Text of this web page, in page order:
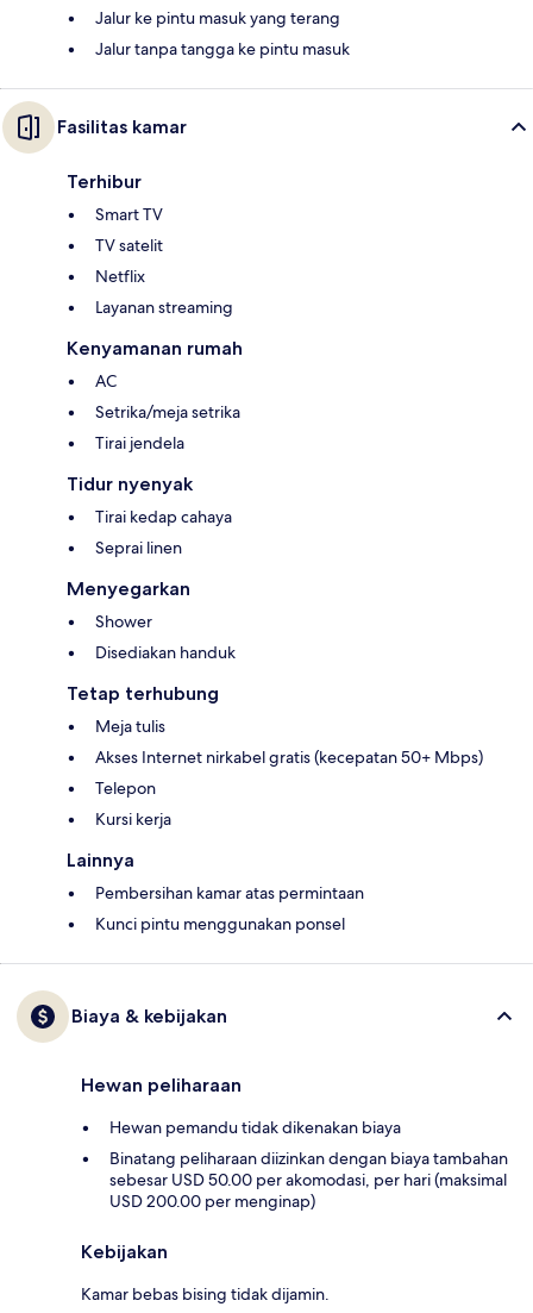
Jalur ke pintu masuk yang terang
Jalur tanpa tangga ke pintu masuk
Fasilitas kamar
Terhibur
Smart TV
TV satelit
Netflix
Layanan streaming
Kenyamanan rumah
AC
Setrika/meja setrika
Tirai jendela
Tidur nyenyak
Tirai kedap cahaya
Seprai linen
Menyegarkan
Shower
Disediakan handuk
Tetap terhubung
Meja tulis
Akses Internet nirkabel gratis (kecepatan 50+ Mbps)
Telepon
Kursi kerja
Lainnya
Pembersihan kamar atas permintaan
Kunci pintu menggunakan ponsel
Biaya & kebijakan
Hewan peliharaan
Hewan pemandu tidak dikenakan biaya
Binatang peliharaan diizinkan dengan biaya tambahan
sebesar USD 50.00 per akomodasi, per hari (maksimal
USD 200.00 per menginap)
Kebijakan
Kamar bebas bising tidak dijamin.